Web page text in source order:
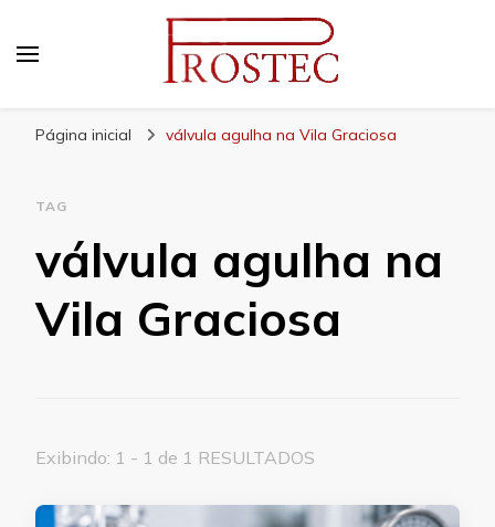
Página inicial válvula agulha na Vila Graciosa
TAG
válvula agulha na
Vila Graciosa
Exibindo: 1 - 1 de 1 RESULTADOS